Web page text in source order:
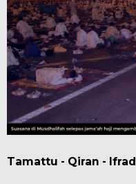
Tamattu - Qiran - Ifrad